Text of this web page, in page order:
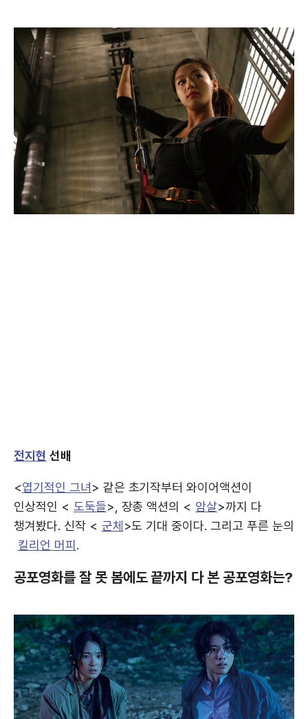
전지현 선배
<엽기적인 그녀 > 같은 초기작부터 와이어액션이
인상적인 < 도둑들>, 장총 액션의 < 암살>까지 다
챙겨봤다. 신작 < 군체 >도 기대 중이다. 그리고 푸른 눈의
킬리언 머피 .
공포영화를 잘 못 봄에도 끝까지 다 본 공포영화는?